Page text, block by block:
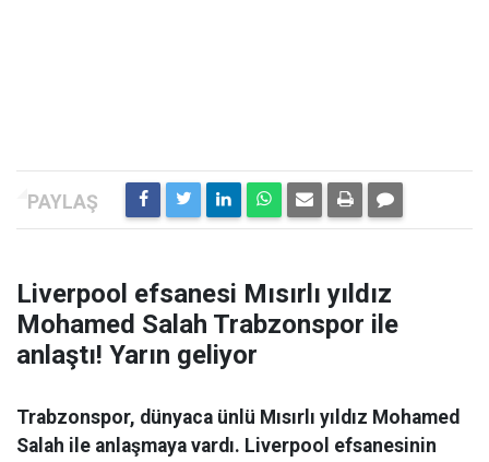
Liverpool efsanesi Mısırlı yıldız
Mohamed Salah Trabzonspor ile
anlaştı! Yarın geliyor
Trabzonspor, dünyaca ünlü Mısırlı yıldız Mohamed
Salah ile anlaşmaya vardı. Liverpool efsanesinin